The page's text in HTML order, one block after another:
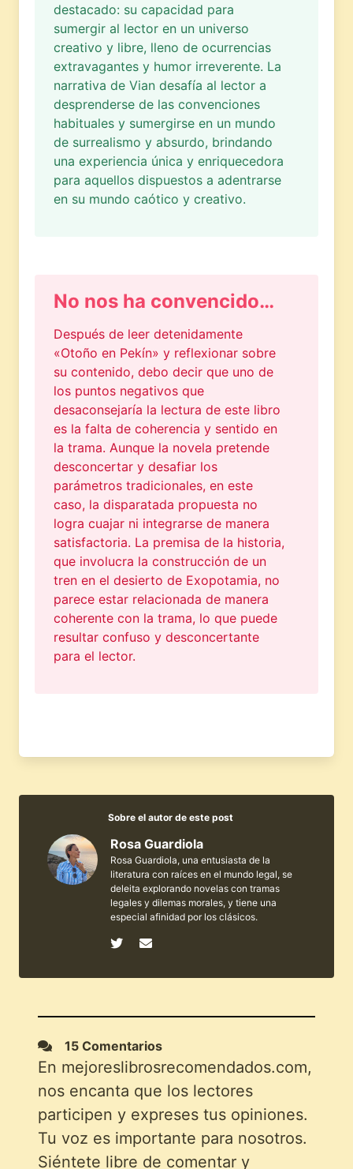
destacado: su capacidad para
sumergir al lector en un universo
creativo y libre, lleno de ocurrencias
extravagantes y humor irreverente. La
narrativa de Vian desafía al lector a
desprenderse de las convenciones
habituales y sumergirse en un mundo
de surrealismo y absurdo, brindando
una experiencia única y enriquecedora
para aquellos dispuestos a adentrarse
en su mundo caótico y creativo.
No nos ha convencido…
Después de leer detenidamente
«Otoño en Pekín» y reflexionar sobre
su contenido, debo decir que uno de
los puntos negativos que
desaconsejaría la lectura de este libro
es la falta de coherencia y sentido en
la trama. Aunque la novela pretende
desconcertar y desafiar los
parámetros tradicionales, en este
caso, la disparatada propuesta no
logra cuajar ni integrarse de manera
satisfactoria. La premisa de la historia,
que involucra la construcción de un
tren en el desierto de Exopotamia, no
parece estar relacionada de manera
coherente con la trama, lo que puede
resultar confuso y desconcertante
para el lector.
Sobre el autor de este post
Rosa Guardiola
Rosa Guardiola, una entusiasta de la
literatura con raíces en el mundo legal, se
deleita explorando novelas con tramas
legales y dilemas morales, y tiene una
especial afinidad por los clásicos.
15 Comentarios
En mejoreslibrosrecomendados.com,
nos encanta que los lectores
participen y expreses tus opiniones.
Tu voz es importante para nosotros.
Siéntete libre de comentar y